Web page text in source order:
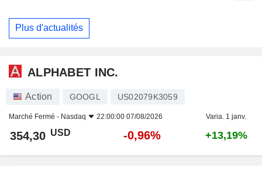
Plus d'actualités
ALPHABET INC.
Action GOOGL US02079K3059
Marché Fermé - Nasdaq 22:00:00 07/08/2026 Varia. 1 janv.
354,30 USD -0,96% +13,19%